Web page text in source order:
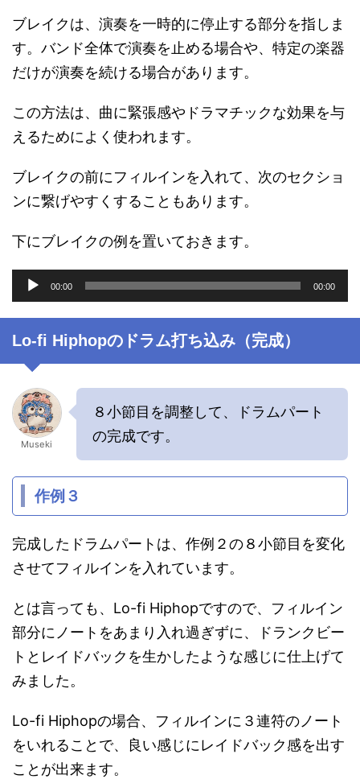
ー
ブレイクは、演奏を一時的に停止する部分を指しま
す。バンド全体で演奏を止める場合や、特定の楽器
だけが演奏を続ける場合があります。
この方法は、曲に緊張感やドラマチックな効果を与
えるためによく使われます。
ブレイクの前にフィルインを入れて、次のセクショ
ンに繋げやすくすることもあります。
下にブレイクの例を置いておきます。
ー
ヤ
00:00 00:00
Lo-fi Hiphopのドラム打ち込み（完成）
Museki
８小節目を調整して、ドラムパート
の完成です。
作例３
完成したドラムパートは、作例２の８小節目を変化
させてフィルインを入れています。
とは言っても、Lo-fi Hiphopですので、フィルイン
部分にノートをあまり入れ過ぎずに、ドランクビー
トとレイドバックを生かしたような感じに仕上げて
みました。
Lo-fi Hiphopの場合、フィルインに３連符のノート
をいれることで、良い感じにレイドバック感を出す
ことが出来ます。